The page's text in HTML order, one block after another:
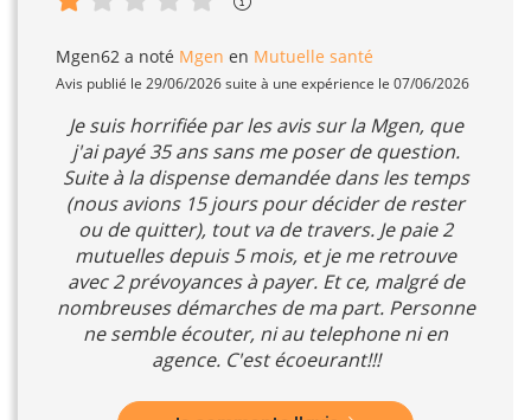
Mgen62 a noté Mgen en Mutuelle santé
Avis publié le 29/06/2026 suite à une expérience le 07/06/2026
Je suis horrifiée par les avis sur la Mgen, que
j'ai payé 35 ans sans me poser de question.
Suite à la dispense demandée dans les temps
(nous avions 15 jours pour décider de rester
ou de quitter), tout va de travers. Je paie 2
mutuelles depuis 5 mois, et je me retrouve
avec 2 prévoyances à payer. Et ce, malgré de
nombreuses démarches de ma part. Personne
ne semble écouter, ni au telephone ni en
agence. C'est écoeurant!!!